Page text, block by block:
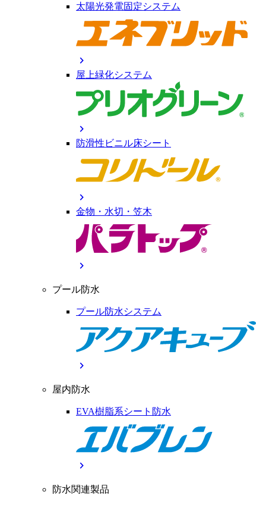
太陽光発電固定システム
chevron_right
屋上緑化システム
chevron_right
防滑性ビニル床シート
chevron_right
金物・水切・笠木
chevron_right
プール防水
プール防水システム
chevron_right
屋内防水
EVA樹脂系シート防水
chevron_right
防水関連製品